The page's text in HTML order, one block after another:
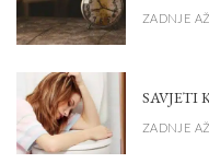
ZADNJE
SAVJETI
ZADNJE